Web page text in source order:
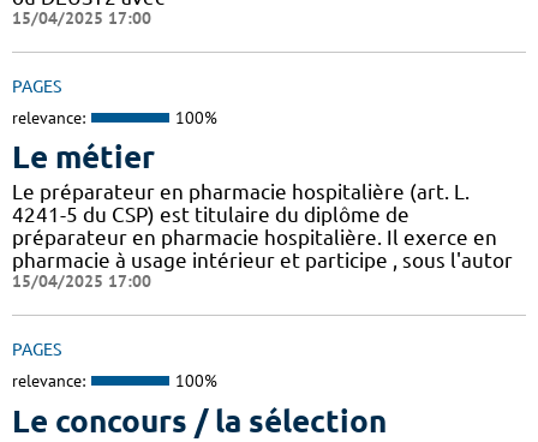
15/04/2025 17:00
PAGES
relevance: 100%
Le métier
Le préparateur en pharmacie hospitalière (art. L.
4241-5 du CSP) est titulaire du diplôme de
préparateur en pharmacie hospitalière. Il exerce en
pharmacie à usage intérieur et participe , sous l'autor
15/04/2025 17:00
PAGES
relevance: 100%
Le concours / la sélection